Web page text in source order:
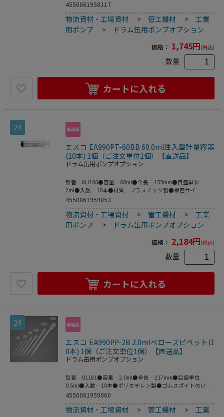
ズ:206×260×80●梱包重量198g
4550061958117
物流資材・工場資材 >管工機材 > 工業
用ポンプ
> ドラム缶用ポンプオプション
価格： 1,745円(税込)
数量
カートに入れる
23
エスコ EA990PT-60BB 60.0ml注入型計量容器
(10本) 1個（ご注文単位1個）【直送品】
ドラム缶用ポンプオプション
型番…MJ106●容量…60ml●全長…155mm●目盛単位…
2ml●入数…10本●材質…プラスチック製●梱包サイ
ズ:179×256×115●梱包重量356g
4550061959053
物流資材・工場資材 >管工機材 > 工業
用ポンプ
> ドラム缶用ポンプオプション
価格： 2,184円(税込)
数量
カートに入れる
24
エスコ EA990PP-2B 2.0mlベローズピペット(1
0本) 1個（ご注文単位1個）【直送品】
ドラム缶用ポンプオプション
型番…01181●容量…2.0ml●全長…217mm●目盛単位…
0.5ml●入数…10本●ポリエチレン製●ゴムスポイトのいら
ないピペットです。●梱包サイズ:106×312×47●梱包重量
4550061959060
物流資材・工場資材 >管工機材 > 工業